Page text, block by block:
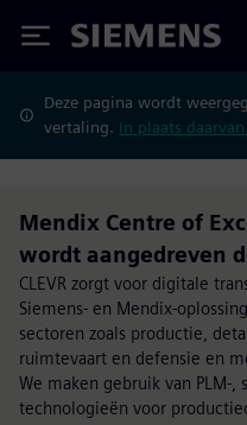
Siemens
Deze pagina wordt
vertaling. In plaats
Mendix Centre of
wordt aangedreven
CLEVR zorgt voor digitale
Siemens- en Mendix-
sectoren zoals productie,
ruimtevaart en defensie en
We maken gebruik van PLM-
technologieën voor